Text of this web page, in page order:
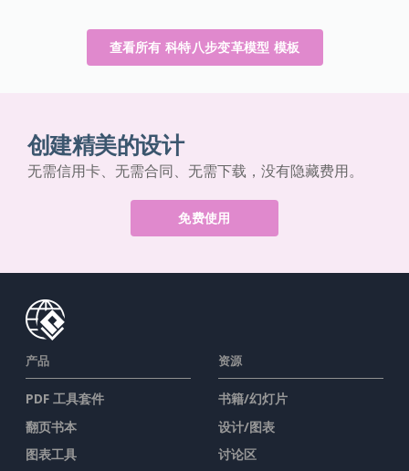
查看所有 科特八步变革模型 模板
创建精美的设计
无需信用卡、无需合同、无需下载，没有隐藏费用。
免费使用
产品
PDF 工具套件
翻页书本
图表工具
资源
书籍/幻灯片
设计/图表
讨论区